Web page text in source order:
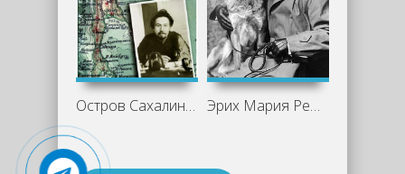
Остров Сахалин - Антон Чехов Эрих Мария Ремарк - жизнь и творчество